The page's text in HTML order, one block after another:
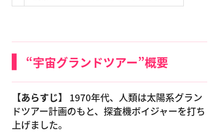
“宇宙グランドツアー”概要
【あらすじ】
1970年代、人類は太陽系グラン
ドツアー計画のもと、探査機ボイジャーを打ち
上げました。